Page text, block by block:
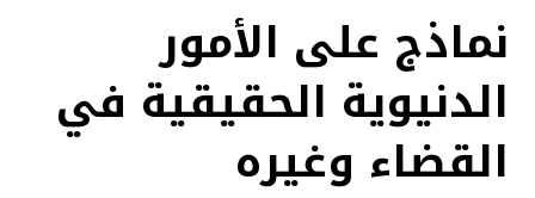
نماذج على الأمور
الدنيوية الحقيقية في
القضاء وغيره